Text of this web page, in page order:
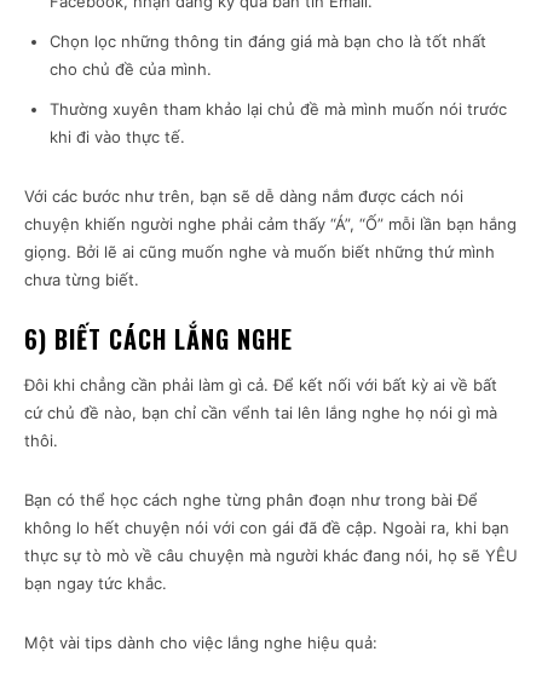
Chọn lọc những thông tin đáng giá mà bạn cho là tốt nhất
cho chủ đề của mình.
Thường xuyên tham khảo lại chủ đề mà mình muốn nói trước
khi đi vào thực tế.
Với các bước như trên, bạn sẽ dễ dàng nắm được cách nói
chuyện khiến người nghe phải cảm thấy “Á”, “Ố” mỗi lần bạn hắng
giọng. Bởi lẽ ai cũng muốn nghe và muốn biết những thứ mình
chưa từng biết.
6) BIẾT CÁCH LẮNG NGHE
Đôi khi chẳng cần phải làm gì cả. Để kết nối với bất kỳ ai về bất
cứ chủ đề nào, bạn chỉ cần vểnh tai lên lắng nghe họ nói gì mà
thôi.
Bạn có thể học cách nghe từng phân đoạn như trong bài Để
không lo hết chuyện nói với con gái đã đề cập. Ngoài ra, khi bạn
thực sự tò mò về câu chuyện mà người khác đang nói, họ sẽ YÊU
bạn ngay tức khắc.
Một vài tips dành cho việc lắng nghe hiệu quả: